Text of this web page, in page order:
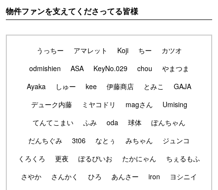
物件ファンを支えてくださってる皆様
うっちー アマレット Koji ちー
カツオ
odmishien
ASA KeyNo.029 chou
やまつま
Ayaka
しゅー kee 伊藤商店 とみこ
GAJA
デューク内藤
ミヤコドリ magさん
Umising
てんてこまい
ふみ oda 球体
ぽんちゃん
だんちぐみ
3t06 なとぅ みちゃん
ジュンコ
くろくろ
更夜 ぽるぴいお たかにゃん
ちぇるもふ
さやか
さんかく ひろ あんさー iron
ヨシニイ